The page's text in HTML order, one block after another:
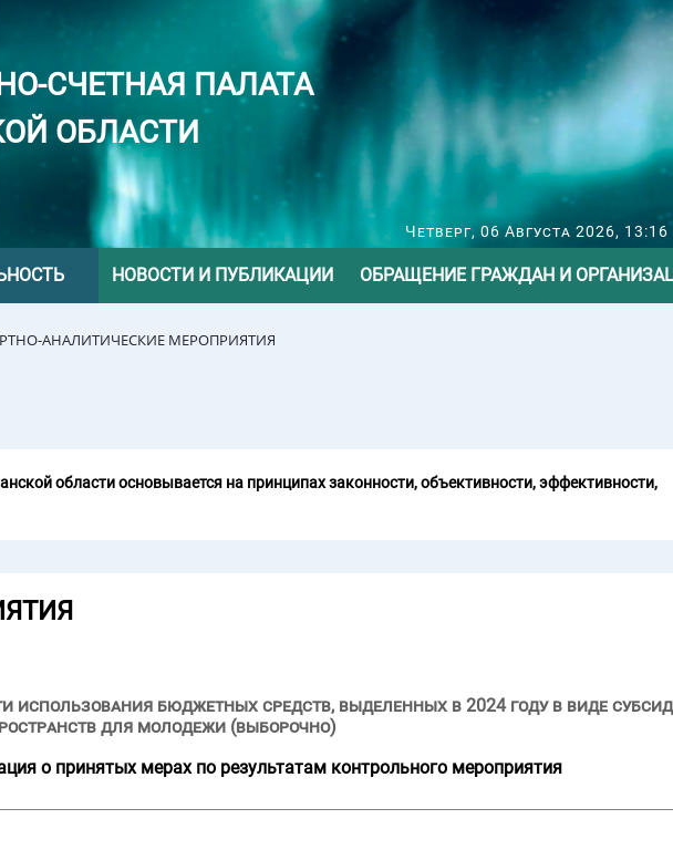
СЧЕТНАЯ ПАЛАТА
ОБЛАСТИ
Четверг, 06 Августа 2026, 13:16
НОВОСТИ И ПУБЛИКАЦИИ ОБРАЩЕНИЕ ГРАЖДАН И
АНАЛИТИЧЕСКИЕ МЕРОПРИЯТИЯ
области основывается на принципах законности, объективности, эффективности,
использования бюджетных средств, выделенных в 2024 году в виде
для молодежи (выборочно)
о принятых мерах по результатам контрольного мероприятия